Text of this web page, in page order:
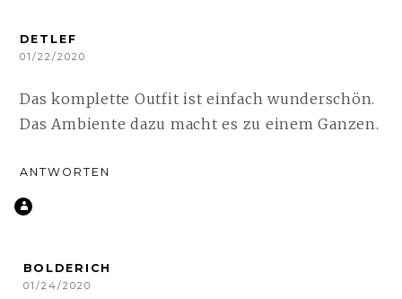
DETLEF
01/22/2020
Das komplette Outfit ist einfach wunderschön.
Das Ambiente dazu macht es zu einem Ganzen.
ANTWORTEN
BOLDERICH
01/24/2020